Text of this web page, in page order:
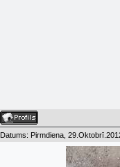
Datums: Pirmdiena,